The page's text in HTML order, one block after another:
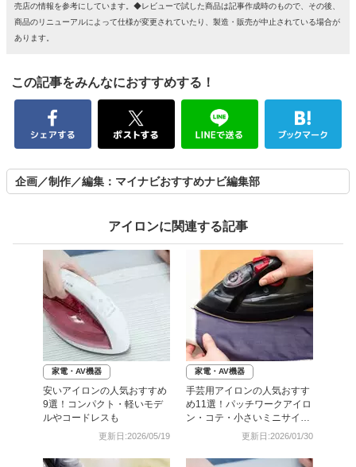
売店の情報を参考にしています。◆レビューで試した商品は記事作成時のもので、その後、
商品のリニューアルによって仕様が変更されていたり、製造・販売が中止されている場合が
あります。
この記事をみんなにおすすめする！
企画／制作／編集：マイナビおすすめナビ編集部
アイロンに関連する記事
家電・AV機器
安いアイロンの人気おすすめ
9選！コンパクト・軽いモデ
ルやコードレスも
更新日:2026/05/19
家電・AV機器
手芸用アイロンの人気おすす
め11選！パッチワークアイロ
ン・コテ・小さいミニサイズ
更新日:2026/01/30